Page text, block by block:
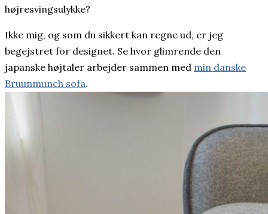
højresvingsulykke?
Ikke mig, og som du sikkert kan regne ud, er jeg
begejstret for designet. Se hvor glimrende den
japanske højtaler arbejder sammen med min danske
Bruunmunch sofa.